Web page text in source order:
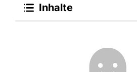
Inhalte